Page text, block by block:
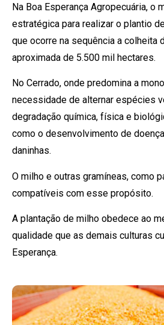
Na Boa Esperança Agropecuária, o
estratégica para realizar o plantio
que ocorre na sequência a colheita
aproximada de 5.500 mil hectares.
No Cerrado, onde predomina a
necessidade de alternar espécies
degradação química, física e
como o desenvolvimento de
daninhas.
O milho e outras gramíneas, como
compatíveis com esse propósito.
A plantação de milho obedece ao
qualidade que as demais culturas
Esperança.